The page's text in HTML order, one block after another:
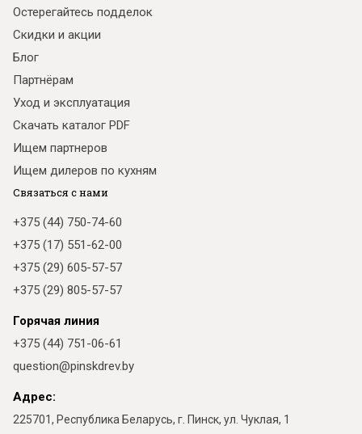
Остерегайтесь подделок
Скидки и акции
Блог
Партнёрам
Уход и эксплуатация
Скачать каталог PDF
Ищем партнеров
Ищем дилеров по кухням
Связаться с нами
+375 (44) 750-74-60
+375 (17) 551-62-00
+375 (29) 605-57-57
+375 (29) 805-57-57
Горячая линия
+375 (44) 751-06-61
question@pinskdrev.by
Адрес:
225701, Республика Беларусь, г. Пинск, ул. Чуклая, 1